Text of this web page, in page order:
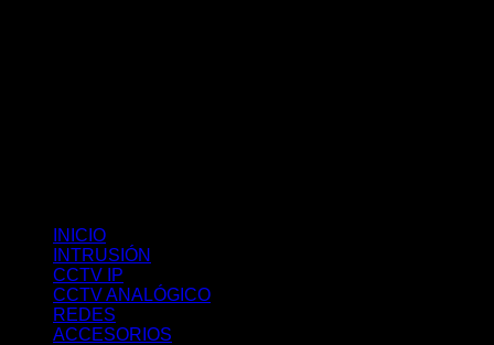
INICIO
INTRUSIÓN
CCTV IP
CCTV ANALÓGICO
REDES
ACCESORIOS